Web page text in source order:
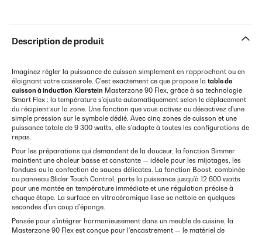
Description de produit
Imaginez régler la puissance de cuisson simplement en rapprochant ou en
éloignant votre casserole. C'est exactement ce que propose la table de
cuisson à induction Klarstein Masterzone 90 Flex, grâce à sa technologie
Smart Flex : la température s'ajuste automatiquement selon le déplacement
du récipient sur la zone. Une fonction que vous activez ou désactivez d'une
simple pression sur le symbole dédié. Avec cinq zones de cuisson et une
puissance totale de 9 300 watts, elle s'adapte à toutes les configurations de
repas.
Pour les préparations qui demandent de la douceur, la fonction Simmer
maintient une chaleur basse et constante — idéale pour les mijotages, les
fondues ou la confection de sauces délicates. La fonction Boost, combinée
au panneau Slider Touch Control, porte la puissance jusqu'à 12 600 watts
pour une montée en température immédiate et une régulation précise à
chaque étape. La surface en vitrocéramique lisse se nettoie en quelques
secondes d'un coup d'éponge.
Pensée pour s'intégrer harmonieusement dans un meuble de cuisine, la
Masterzone 90 Flex est conçue pour l'encastrement — le matériel de